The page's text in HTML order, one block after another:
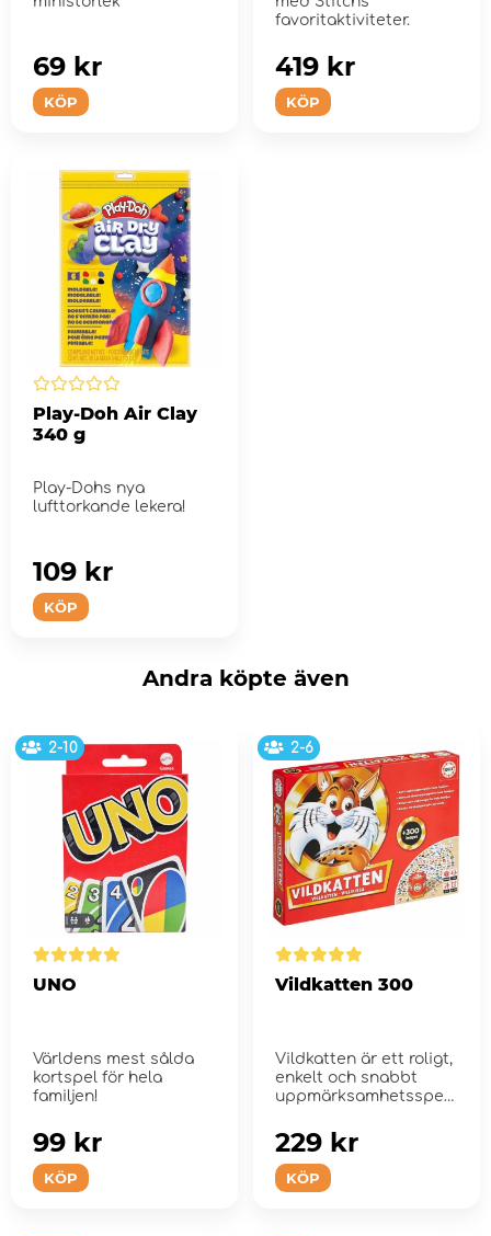
KÖP
69 kr
favoritaktiviteter.
KÖP
419 kr
Play-Doh Air Clay
340 g
Play-Dohs nya
lufttorkande lekera!
KÖP
109 kr
Andra köpte även
2-10
UNO
Världens mest sålda
kortspel för hela
familjen!
KÖP
99 kr
2-6
Vildkatten 300
Vildkatten är ett roligt,
enkelt och snabbt
uppmärksamhetsspel
KÖP
229 kr